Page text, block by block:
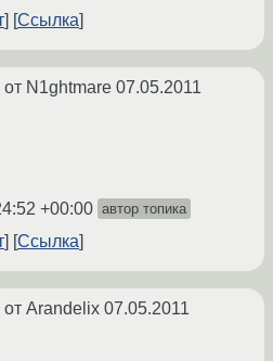
Ссылка
от N1ghtmare 07.05.2011
+00:00 автор топика
Ссылка
от Arandelix 07.05.2011